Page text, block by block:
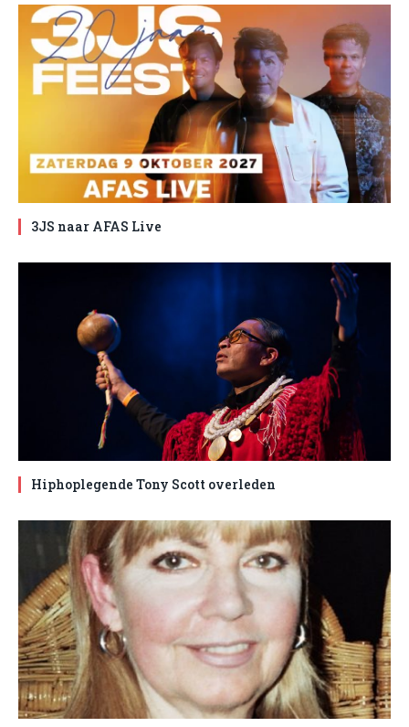
3JS naar AFAS Live
Hiphoplegende Tony Scott overleden